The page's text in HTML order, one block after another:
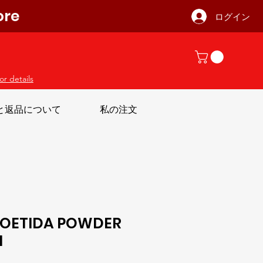
ログイン
details
返品について 私の注文
POWDER